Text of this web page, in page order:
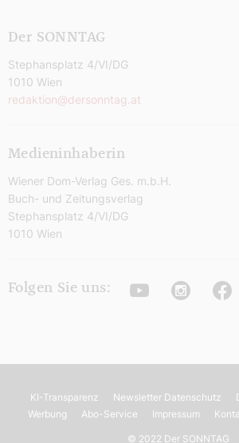
Der SONNTAG
Stephansplatz 4/VI/DG
1010 Wien
redaktion@dersonntag.at
Medieninhaberin
Wiener Dom-Verlag Ges. m.b.H.
Buch- und Zeitungsverlag
Stephansplatz 4/VI/DG
1010 Wien
Folgen Sie uns: Youtube
KI-Transparenz Newsletter Datenschutz
Werbung
Abo-Service Impressum
© 2022 Der SONNTAG